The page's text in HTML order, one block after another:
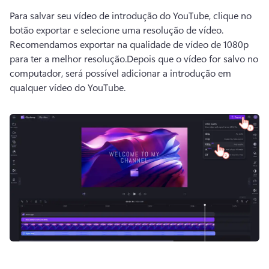
Para salvar seu vídeo de introdução do YouTube, clique no
Recomendamos exportar na qualidade de vídeo de 1080p
para ter a melhor resolução.Depois que o vídeo for salvo no
computador, será possível adicionar a introdução em
qualquer vídeo do YouTube.